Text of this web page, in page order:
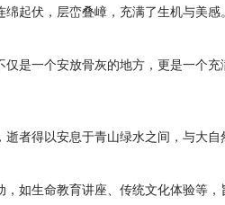
起伏，层峦叠嶂，充满了生机与美
是一个安放骨灰的地方，更是一个
者得以安息于青山绿水之间，与大
如生命教育讲座、传统文化体验等